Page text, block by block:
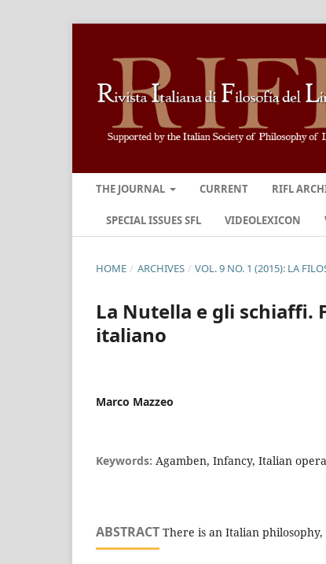
THE JOURNAL CURRENT RIFL
SPECIAL ISSUES SFL VIDEOLEXICON
HOME / ARCHIVES / VOL. 9 NO. 1 (2015): LA
La Nutella e gli schiaffi.
italiano
Marco Mazzeo
Keywords: Agamben, Infancy, Italian
ABSTRACT There is an Italian